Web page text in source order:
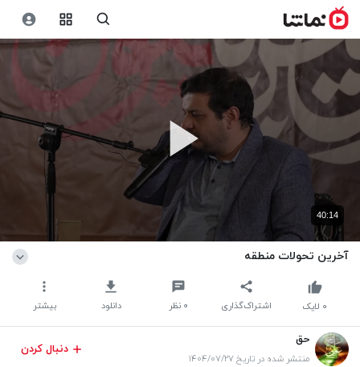
40:14
آخرین تحولات منطقه
اشتراک‌گذاری ۰ نظر دانلود بیشتر ۰ لایک
حق
منتشر شده در تاریخ ۱۴۰۴/۰۷/۲۷
دنبال کردن